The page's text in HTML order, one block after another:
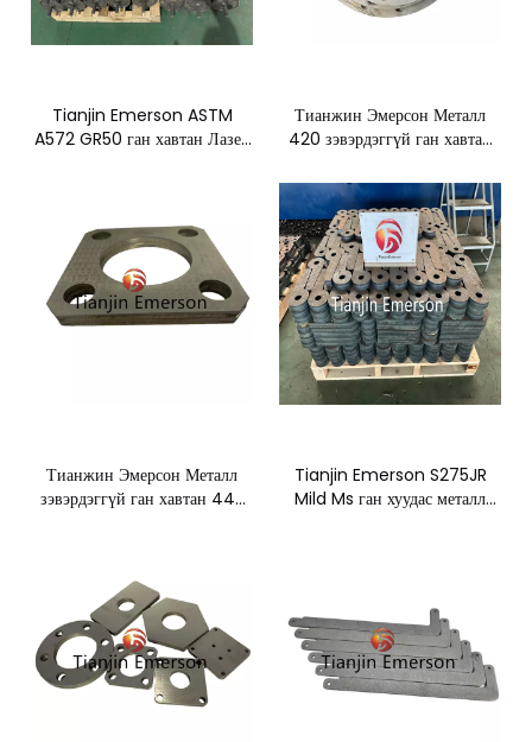
Tianjin Emerson ASTM
A572 GR50 ган хавтан Лазер
Тианжин Эмерсон Металл
420 зэвэрдэггүй ган хавтан
үйлдвэрлэлийн эд анги
Тианжин Эмерсон Металл
зэвэрдэггүй ган хавтан 443
Tianjin Emerson S275JR
Mild Ms ган хуудас металл